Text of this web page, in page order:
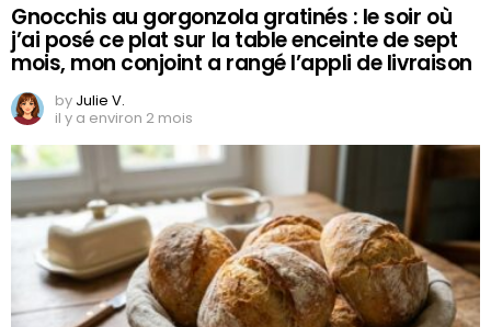
Gnocchis au gorgonzola gratinés : le soir où
j’ai posé ce plat sur la table enceinte de sept
mois, mon conjoint a rangé l’appli de livraison
by Julie V.
il y a environ 2 mois